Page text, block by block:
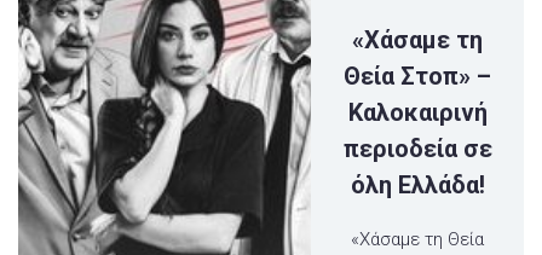
«Χάσαμε τη
Θεία Στοπ» –
Καλοκαιρινή
περιοδεία σε
όλη Ελλάδα!
«Χάσαμε τη Θεία